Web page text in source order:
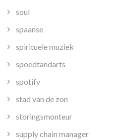
soul
spaanse
spirituele muziek
spoedtandarts
spotify
stad van de zon
storingsmonteur
supply chain manager